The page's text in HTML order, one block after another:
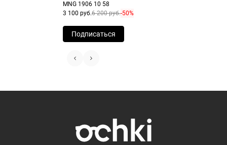
MNG 1906 10 58
3 100 руб.6 200 руб.-50%
Подписаться